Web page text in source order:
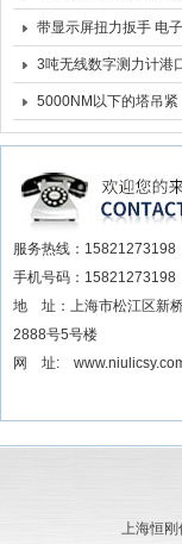
手 工地扣件扭矩扳手品
牌
力扳手 工业紧固专用数
显扭力工具厂家
带显示屏扭力扳手 电子
数显扭力扳手 20NM精
准可调力矩扳手品牌
3吨无线数字测力计港
吊装专用
5000NM以下的塔吊紧
固大扭力电动扳手 塔机
安装电动扳手厂家
服务热线：15821273198
手机号码：15821273198
地 址：上海市松江区新
2888号5号楼
网 址:
上海恒刚